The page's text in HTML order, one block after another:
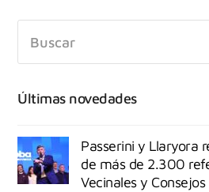
Últimas novedades
Passerini y Llaryora
de más de 2.300
Vecinales y